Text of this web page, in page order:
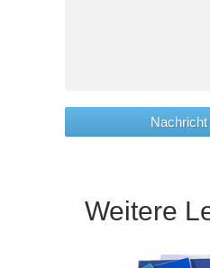
Weitere